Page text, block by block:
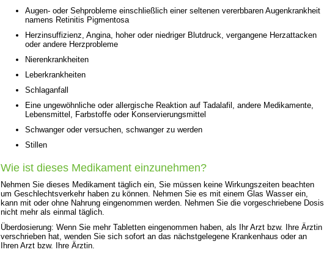
Augen- oder Sehprobleme einschließlich einer seltenen vererbbaren Augenkrankheit
namens Retinitis Pigmentosa
Herzinsuffizienz, Angina, hoher oder niedriger Blutdruck, vergangene Herzattacken
oder andere Herzprobleme
Nierenkrankheiten
Leberkrankheiten
Schlaganfall
Eine ungewöhnliche oder allergische Reaktion auf Tadalafil, andere Medikamente,
Lebensmittel, Farbstoffe oder Konservierungsmittel
Schwanger oder versuchen, schwanger zu werden
Stillen
Wie ist dieses Medikament einzunehmen?
Nehmen Sie dieses Medikament täglich ein, Sie müssen keine Wirkungszeiten beachten
um Geschlechtsverkehr haben zu können. Nehmen Sie es mit einem Glas Wasser ein,
kann mit oder ohne Nahrung eingenommen werden. Nehmen Sie die vorgeschriebene Dosis
nicht mehr als einmal täglich.
Überdosierung: Wenn Sie mehr Tabletten eingenommen haben, als Ihr Arzt bzw. Ihre Ärztin
verschrieben hat, wenden Sie sich sofort an das nächstgelegene Krankenhaus oder an
Ihren Arzt bzw. Ihre Ärztin.